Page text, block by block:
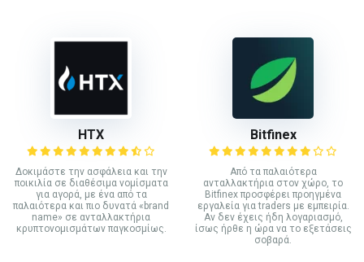
HTX
Δοκιμάστε την ασφάλεια και την
ποικιλία σε διαθέσιμα νομίσματα
για αγορά, με ένα από τα
παλαιότερα και πιο δυνατά «brand
name» σε ανταλλακτήρια
κρυπτονομισμάτων παγκοσμίως.
Bitfinex
Από τα παλαιότερα
ανταλλακτήρια στον χώρο, το
Bitfinex προσφέρει προηγμένα
εργαλεία για traders με εμπειρία.
Αν δεν έχεις ήδη λογαριασμό,
ίσως ήρθε η ώρα να το εξετάσεις
σοβαρά.